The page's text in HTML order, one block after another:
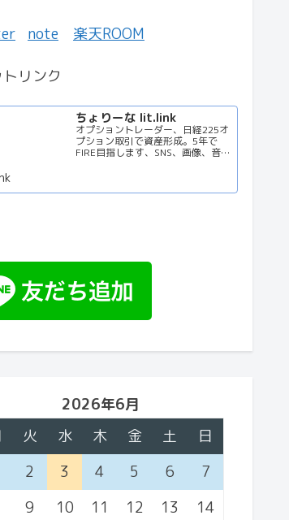
note 楽天ROOM
リンク
ちょりーな lit.link
オプショントレーダー、日経225オ
プション取引で資産形成。5年で
FIRE目指します、SNS、画像、音
2026年6月
火 水 木 金 土
日
2 3 4 5 6
7
9 10 11 12 13
14